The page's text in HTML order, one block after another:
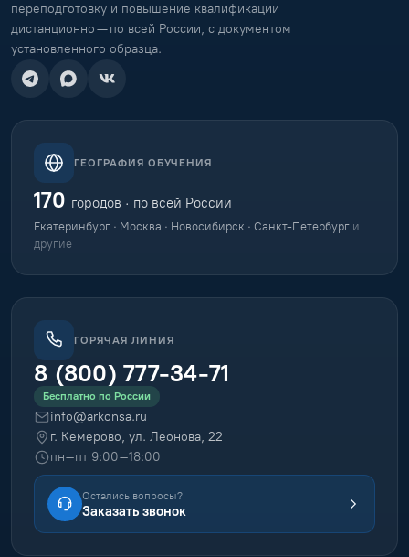
переподготовку и повышение квалификации
дистанционно — по всей России, с документом
установленного образца.
ГЕОГРАФИЯ ОБУЧЕНИЯ
170 городов · по всей России
Екатеринбург · Москва · Новосибирск · Санкт-Петербург и
другие
ГОРЯЧАЯ ЛИНИЯ
8 (800) 777-34-71
Бесплатно по России
info@arkonsa.ru
г. Кемерово, ул. Леонова, 22
пн–пт 9:00–18:00
Остались вопросы?
Заказать звонок